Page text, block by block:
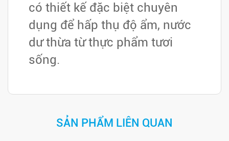
có thiết kế đặc biệt chuyên
dụng để hấp thụ độ ẩm, nước
dư thừa từ thực phẩm tươi
sống.
SẢN PHẨM LIÊN QUAN